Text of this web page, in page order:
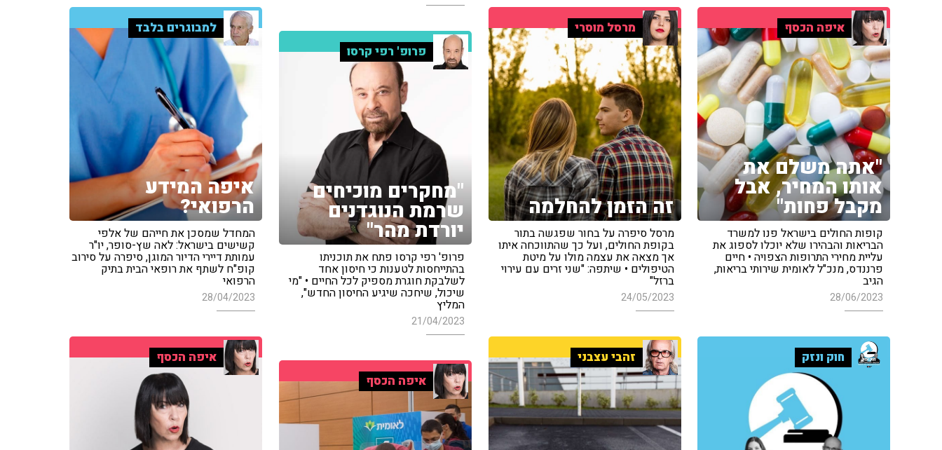
איפה הכסף
"אתה משלם את
אותו המחיר, אבל
מקבל פחות"
קופות החולים בישראל פנו למשרד
הבריאות והבהירו שלא יוכלו לספוג את
עליית מחירי התרופות הצפויה • חיים
פרננדס, מנכ"ל לאומית שירותי בריאות,
הגיב
28/06/2023
מרסל מוסרי
זה הזמן להחלמה
מרסל סיפרה על בחור שפגשה בתור
בקופת החולים, ועל כך שהתווכחה איתו
אך מצאה את עצמה מולו על מיטת
הטיפולים • שיתפה: "שני זרים עם עירוי
ברזל"
24/05/2023
למבוגרים בלבד
איפה המידע
הרפואי?
המחדל שמסכן את חייהם של אלפי
קשישים בישראל: לאה שץ-סופר, יו"ר
עמותת דיירי הדיור המוגן, סיפרה על סירוב
קופ"ח לשתף את רופאי הבית בתיק
הרפואי
28/04/2023
פרופ' רפי קרסו
"מחקרים מוכיחים
שרמת הנוגדנים
יורדת מהר"
פרופ' רפי קרסו פתח את תוכניתו
בהתייחסות לטענות כי חיסון אחד
לשלבקת חוגרת מספיק לכל החיים • "מי
שיכול, שיחכה שיגיע החיסון החדש",
המליץ
21/04/2023
חוק ונזק זהבי עצבני איפה הכסף
איפה הכסף